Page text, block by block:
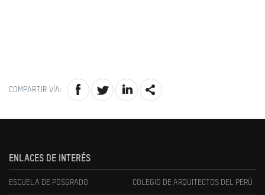
COMPARTIR VÍA:
ENLACES DE INTERÉS
ESCUELA DE POSGRADO COLEGIO DE ARQUITECTOS DEL PERÚ